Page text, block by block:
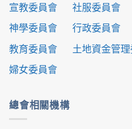
宣教委員會
神學委員會
教育委員會
婦女委員會
社服委員會
行政委員會
土地資金管
總會相關機構